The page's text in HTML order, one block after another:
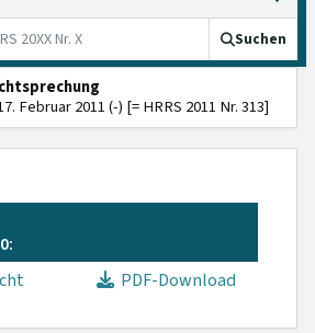
Suchen
Februar 2011 (-) [= HRRS 2011 Nr. 313]
PDF-Download